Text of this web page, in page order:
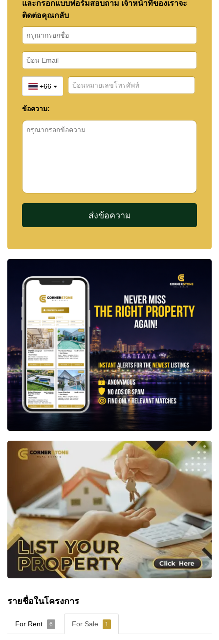
ทำความเข้าใจทุกขั้นตอน:วิธีเช่าคอนโดในพัทยา
แบบระยะยาว คู่มือฉบับสมบูรณ์
ติดต่อ Cornerstone Real Estate — ประสบการณ์
กว่า 21 ปีในพัทยา
📲 WhatsApp: +66 807 945 904
💬 LINE ID: @cornerstonepattaya
หากทรัพย์นี้ยังไม่ตรงกับความต้องการของคุณ สมัคร
ใหม่ตรงกับความต้องการของคุณ
และกรอกแบบฟอร์มสอบถาม เจ้าหน้าที่ของเราจะ
ติดต่อคุณกลับ
+66
ข้อความ:
รายชื่อในโครงการ
For Rent 6 For Sale 1